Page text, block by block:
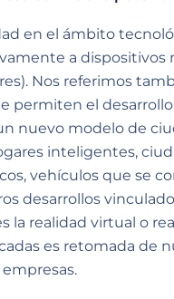
en el ámbito
a dispositivos
Nos referimos
permiten el
nuevo modelo de
inteligentes,
vehículos que se
desarrollos
la realidad virtual o
es retomada de